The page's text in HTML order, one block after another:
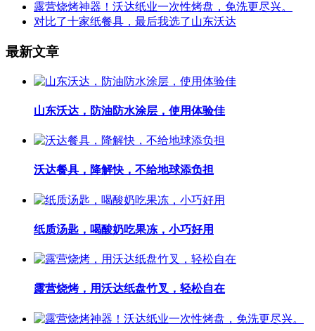
露营烧烤神器！沃达纸业一次性烤盘，免洗更尽兴。
对比了十家纸餐具，最后我选了山东沃达
最新文章
山东沃达，防油防水涂层，使用体验佳
沃达餐具，降解快，不给地球添负担
纸质汤匙，喝酸奶吃果冻，小巧好用
露营烧烤，用沃达纸盘竹叉，轻松自在